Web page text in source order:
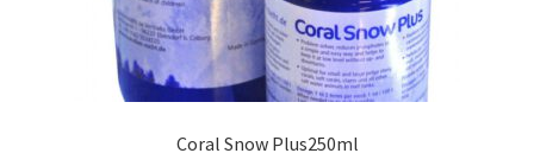
Coral Snow Plus250ml